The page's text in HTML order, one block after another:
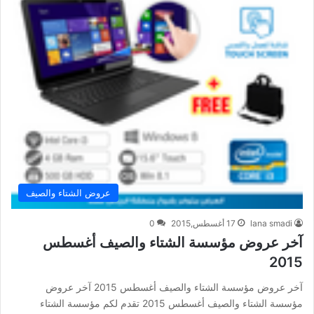
عروض الشتاء والصيف
lana smadi 17 أغسطس,2015 0
آخر عروض مؤسسة الشتاء والصيف أغسطس
2015
آخر عروض مؤسسة الشتاء والصيف أغسطس 2015 آخر عروض
مؤسسة الشتاء والصيف أغسطس 2015 تقدم لكم مؤسسة الشتاء